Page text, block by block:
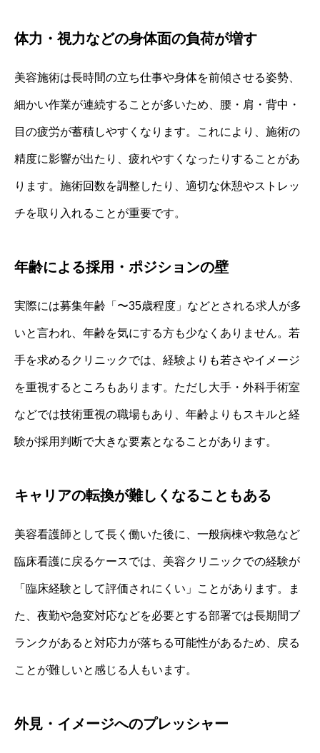
体力・視力などの身体面の負荷が増す
美容施術は長時間の立ち仕事や身体を前傾させる姿勢、
細かい作業が連続することが多いため、腰・肩・背中・
目の疲労が蓄積しやすくなります。これにより、施術の
精度に影響が出たり、疲れやすくなったりすることがあ
ります。施術回数を調整したり、適切な休憩やストレッ
チを取り入れることが重要です。
年齢による採用・ポジションの壁
実際には募集年齢「〜35歳程度」などとされる求人が多
いと言われ、年齢を気にする方も少なくありません。若
手を求めるクリニックでは、経験よりも若さやイメージ
を重視するところもあります。ただし大手・外科手術室
などでは技術重視の職場もあり、年齢よりもスキルと経
験が採用判断で大きな要素となることがあります。
キャリアの転換が難しくなることもある
美容看護師として長く働いた後に、一般病棟や救急など
臨床看護に戻るケースでは、美容クリニックでの経験が
「臨床経験として評価されにくい」ことがあります。ま
た、夜勤や急変対応などを必要とする部署では長期間ブ
ランクがあると対応力が落ちる可能性があるため、戻る
ことが難しいと感じる人もいます。
外見・イメージへのプレッシャー